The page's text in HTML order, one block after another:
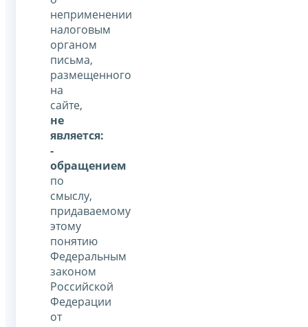
неприменении
налоговым
органом
письма,
размещенного
на
сайте,
не
является:
-
обращением
по
смыслу,
придаваемому
этому
понятию
Федеральным
законом
Российской
Федерации
от